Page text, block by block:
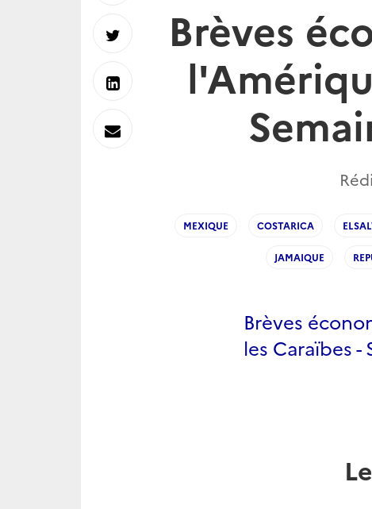
Brèves
MEXIQUE COSTARICA
JAMAIQUE
Brèves
les Caraïbes
sur
Facebook
Partager
sur
Partager
sur
Envoyer